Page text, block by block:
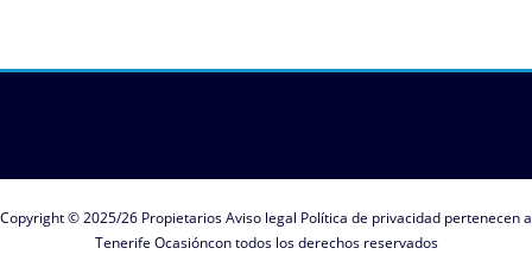
Copyright © 2025/26 Propietarios Aviso legal Política de privacidad pertenecen a
Tenerife Ocasióncon todos los derechos reservados